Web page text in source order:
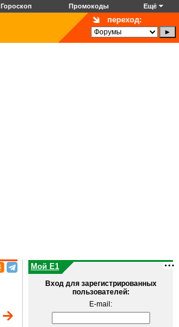
Гороскоп Промокоды Ещё
переход:
Мой E1
Вход для зарегистрированных
пользователей:
E-mail: